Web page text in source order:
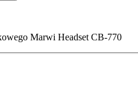
Marwi Headset CB-770